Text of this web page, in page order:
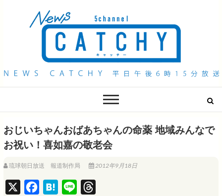
QAB NEWS Headline
おじいちゃんおばあちゃんの命薬 地域みんなで
お祝い！喜如嘉の敬老会
琉球朝日放送 報道制作局 2012年9月18日
H